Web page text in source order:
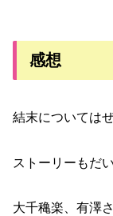
感想
結末については
ストーリーもだ
大千穐楽、有澤